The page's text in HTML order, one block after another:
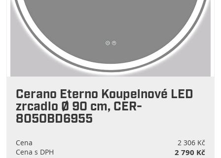
Cerano Eterno Koupelnové LED
zrcadlo Ø 90 cm, CER-
8050BD6955
Cena
2 306 Kč
Cena s DPH
2 790 Kč